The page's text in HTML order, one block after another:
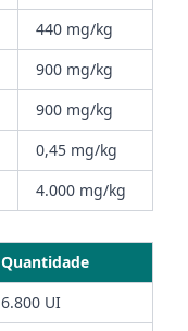
440 mg/kg
900 mg/kg
900 mg/kg
0,45 mg/kg
4.000 mg/kg
Quantidade
6.800 UI